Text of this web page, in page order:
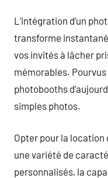
L’intégration d’un
transforme
vos invités à lâcher
mémorables.
photobooths
simples photos.
Opter pour la location
une variété de
personnalisés, la